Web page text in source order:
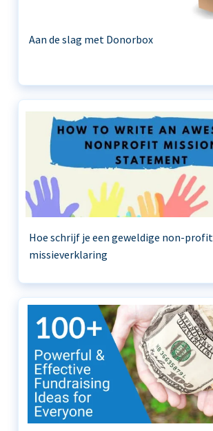
Aan de slag met Donorbox
Hoe schrijf je een geweldige non-profit
missieverklaring